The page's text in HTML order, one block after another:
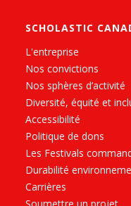
SCHOLASTIC
L'entreprise
Nos convictions
Nos sphères d’activité
Diversité, équité et
Accessibilité
Politique de dons
Les Festivals
Durabilité
Carrières